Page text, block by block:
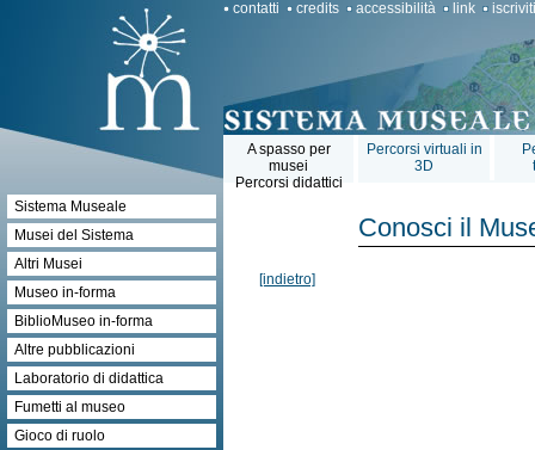
contatti credits accessibilità link
A spasso per
musei
Percorsi didattici
Percorsi virtuali in
3D
Conosci il
[indietro]
Sistema Museale
Musei del Sistema
Altri Musei
Museo in-forma
BiblioMuseo in-forma
Altre pubblicazioni
Laboratorio di didattica
Fumetti al museo
Gioco di ruolo